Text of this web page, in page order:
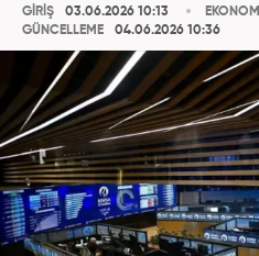
GİRİŞ
03.06.2026 10:13
GÜNCELLEME
04.06.2026 10:36
EKONOMİ